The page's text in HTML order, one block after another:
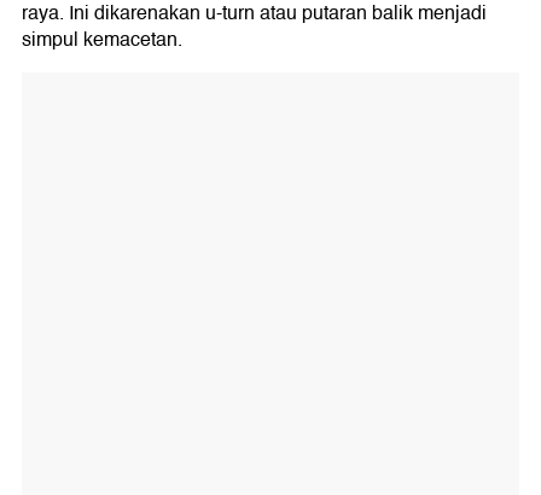
raya. Ini dikarenakan u-turn atau putaran balik menjadi
simpul kemacetan.